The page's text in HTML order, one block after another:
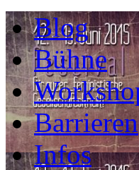
Blog
Bühne
Barrieren
Infos